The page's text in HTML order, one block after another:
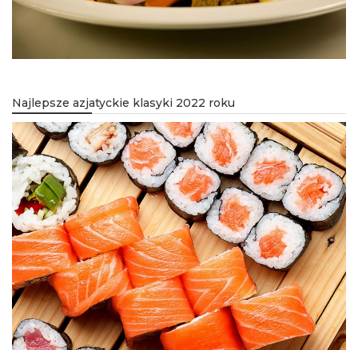
Najlepsze azjatyckie klasyki 2022 roku